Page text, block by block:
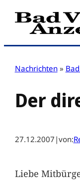
Zum
Inhalt
Nachrichten »
Der
27.12.2007 |von:
Liebe